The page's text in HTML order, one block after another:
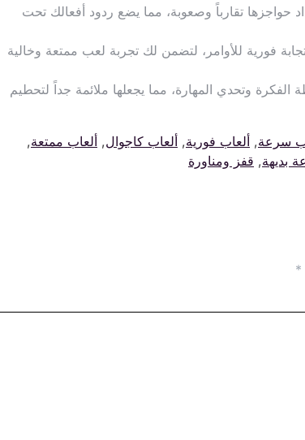
تقارباً وصعوبة، مما يضع ردود أفعالك تحت
فورية للأوامر، لتضمن لك تجربة لعب ممتعة وخالية
وتحدي المهارة، مما يجعلها ملائمة جداً لتحطيم
سرعة, ألعاب فورية, ألعاب كاجوال, ألعاب ممتعة,
بديهة, قفز ومناورة
*